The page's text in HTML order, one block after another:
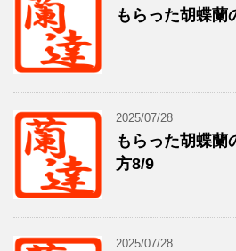
もらった胡蝶蘭
2025/07/28
もらった胡蝶蘭
方8/9
2025/07/28